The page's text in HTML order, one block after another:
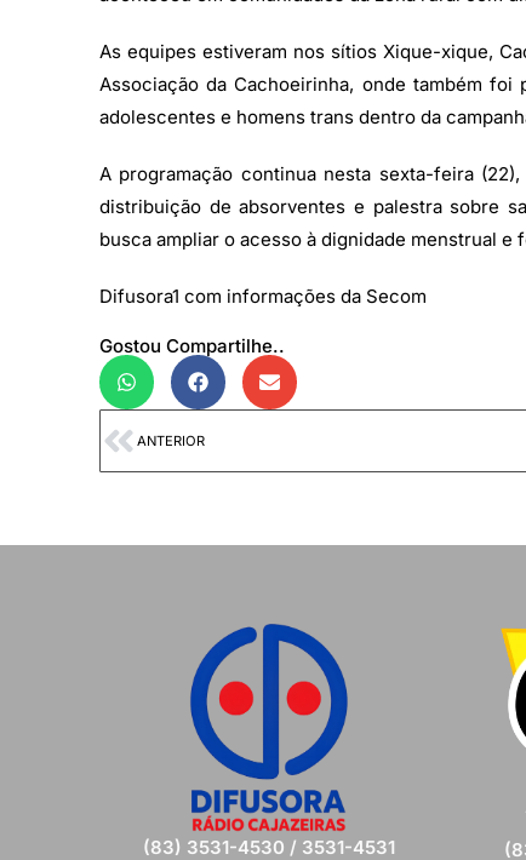
As equipes estiveram nos sítios Xique-xique,
Associação da Cachoeirinha, onde também
adolescentes e homens trans dentro da
A programação continua nesta sexta-feira
distribuição de absorventes e palestra sobre
busca ampliar o acesso à dignidade menstrual
Difusora1 com informações da Secom
Gostou Compartilhe..
ANTERIOR
(83) 3531-4530 / 3531-4531